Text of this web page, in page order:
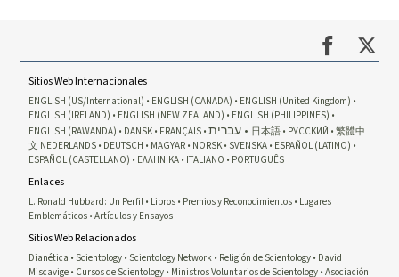
Sitios Web Internacionales
ENGLISH (US/International) ENGLISH (CANADA)
ENGLISH (United Kingdom)
ENGLISH (IRELAND)
ENGLISH (NEW ZEALAND)
ENGLISH (PHILIPPINES)
ENGLISH (RAWANDA)
DANSK FRANÇAIS עברית 日本語 РУССКИЙ
繁體中
文 NEDERLANDS DEUTSCH MAGYAR NORSK SVENSKA ESPAÑOL (LATINO)
ESPAÑOL (CASTELLANO)
ΕΛΛΗΝΙΚA ITALIANO PORTUGUÊS
Enlaces
L. Ronald Hubbard: Un Perfil Libros Premios y Reconocimientos Lugares
Emblemáticos Artículos y Ensayos
Sitios Web Relacionados
Dianética Scientology Scientology Network Religión de Scientology David
Miscavige Cursos de Scientology Ministros Voluntarios de Scientology Asociación